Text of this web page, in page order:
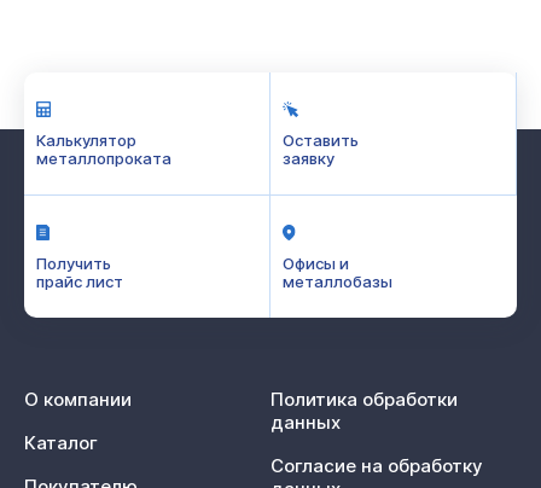
Калькулятор
металлопроката
Оставить
заявку
Получить
прайс лист
Офисы и
металлобазы
О компании
Каталог
Политика обработки
данных
Согласие на обработку